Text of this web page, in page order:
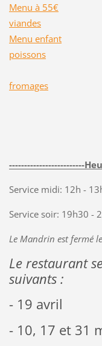
Menu à 55€
viandes
Menu enfant
poissons
fromages
-------------------------
Service midi: 12h -
Service soir: 19h30 -
Le Mandrin est fermé
Le restaurant
suivants :
- 19 avril
- 10, 17 et 31